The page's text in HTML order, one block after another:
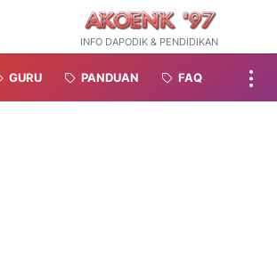
INFO DAPODIK & PENDIDIKAN
GURU PANDUAN FAQ